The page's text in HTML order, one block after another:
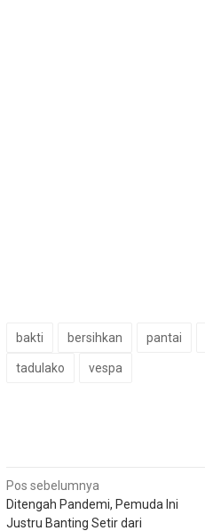
bakti bersihkan pantai
tadulako vespa
Navigasi
pos
Pos sebelumnya
Ditengah Pandemi, Pemuda Ini
Justru Banting Setir dari